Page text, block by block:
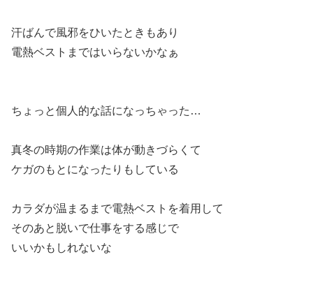
汗ばんで風邪をひいたときもあり
電熱ベストまではいらないかなぁ
ちょっと個人的な話になっちゃった…
真冬の時期の作業は体が動きづらくて
ケガのもとになったりもしている
カラダが温まるまで電熱ベストを着用して
そのあと脱いで仕事をする感じで
いいかもしれないな